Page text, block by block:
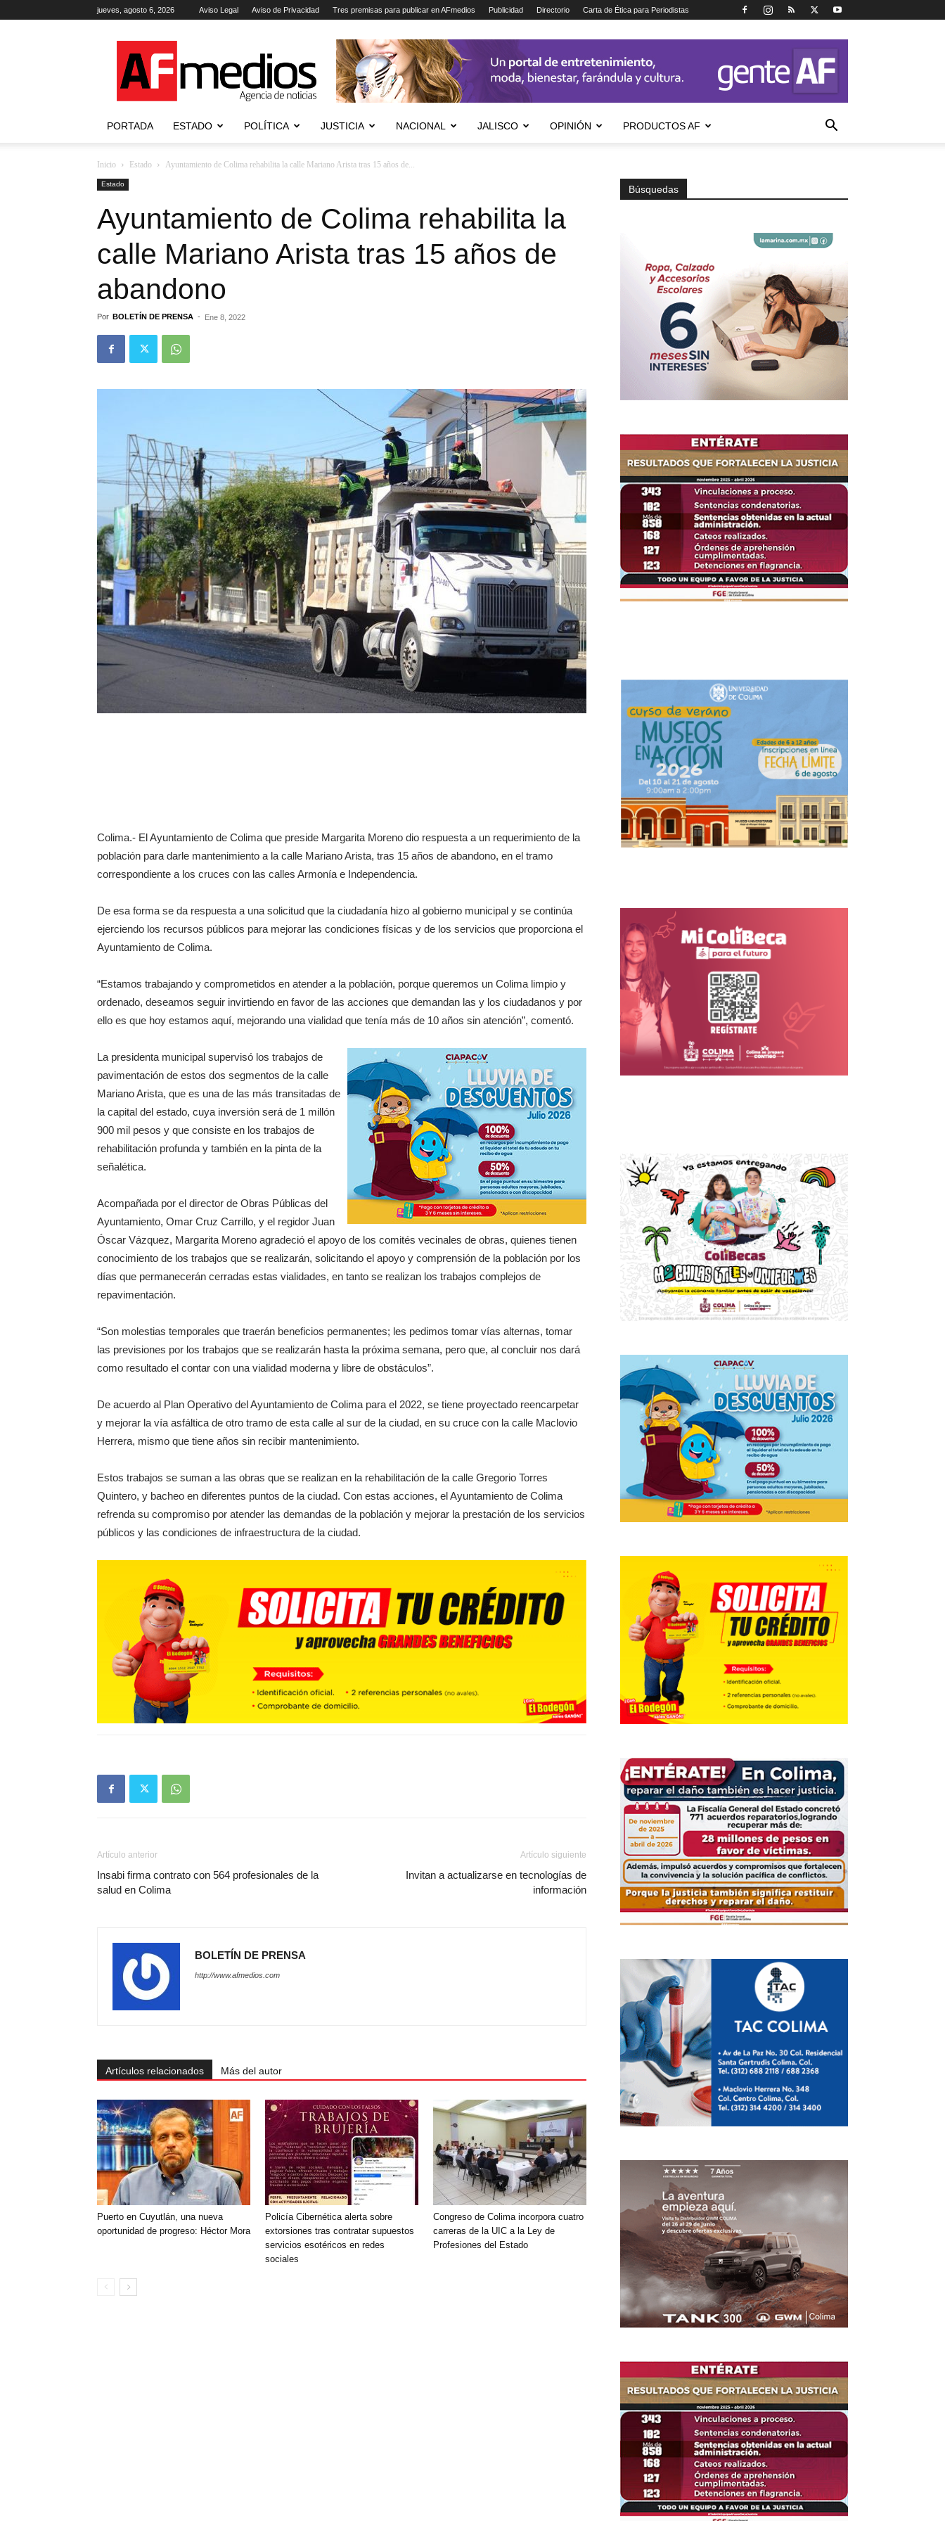
jueves, agosto 6, 2026 Aviso Legal Aviso de Privacidad Tres premisas para publicar en AFmedios Publicidad Directorio Carta de Ética para Periodistas
Agencia
de
Noticias
PORTADA ESTADO POLÍTICA JUSTICIA NACIONAL JALISCO OPINIÓN PRODUCTOS AF
Inicio Estado Ayuntamiento de Colima rehabilita la calle Mariano Arista tras 15 años de...
Estado
Ayuntamiento de Colima rehabilita la
calle Mariano Arista tras 15 años de
abandono
Por BOLETÍN DE PRENSA - Ene 8, 2022
Colima.- El Ayuntamiento de Colima que preside Margarita Moreno dio respuesta a un requerimiento de la
población para darle mantenimiento a la calle Mariano Arista, tras 15 años de abandono, en el tramo
correspondiente a los cruces con las calles Armonía e Independencia.
De esa forma se da respuesta a una solicitud que la ciudadanía hizo al gobierno municipal y se continúa
ejerciendo los recursos públicos para mejorar las condiciones físicas y de los servicios que proporciona el
Ayuntamiento de Colima.
“Estamos trabajando y comprometidos en atender a la población, porque queremos un Colima limpio y
ordenado, deseamos seguir invirtiendo en favor de las acciones que demandan las y los ciudadanos y por
ello es que hoy estamos aquí, mejorando una vialidad que tenía más de 10 años sin atención”, comentó.
La presidenta municipal supervisó los trabajos de
pavimentación de estos dos segmentos de la calle
Mariano Arista, que es una de las más transitadas de
la capital del estado, cuya inversión será de 1 millón
900 mil pesos y que consiste en los trabajos de
rehabilitación profunda y también en la pinta de la
señalética.
Acompañada por el director de Obras Públicas del
Ayuntamiento, Omar Cruz Carrillo, y el regidor Juan
Óscar Vázquez, Margarita Moreno agradeció el apoyo de los comités vecinales de obras, quienes tienen
conocimiento de los trabajos que se realizarán, solicitando el apoyo y comprensión de la población por los
días que permanecerán cerradas estas vialidades, en tanto se realizan los trabajos complejos de
repavimentación.
“Son molestias temporales que traerán beneficios permanentes; les pedimos tomar vías alternas, tomar
las previsiones por los trabajos que se realizarán hasta la próxima semana, pero que, al concluir nos dará
como resultado el contar con una vialidad moderna y libre de obstáculos”.
De acuerdo al Plan Operativo del Ayuntamiento de Colima para el 2022, se tiene proyectado reencarpetar
y mejorar la vía asfáltica de otro tramo de esta calle al sur de la ciudad, en su cruce con la calle Maclovio
Herrera, mismo que tiene años sin recibir mantenimiento.
Estos trabajos se suman a las obras que se realizan en la rehabilitación de la calle Gregorio Torres
Quintero, y bacheo en diferentes puntos de la ciudad. Con estas acciones, el Ayuntamiento de Colima
refrenda su compromiso por atender las demandas de la población y mejorar la prestación de los servicios
públicos y las condiciones de infraestructura de la ciudad.
Artículo anterior
Insabi firma contrato con 564 profesionales de la
salud en Colima
Artículo siguiente
Invitan a actualizarse en tecnologías de
información
BOLETÍN DE PRENSA
http://www.afmedios.com
Artículos relacionados Más del autor
Puerto en Cuyutlán, una nueva
oportunidad de progreso: Héctor Mora
Policía Cibernética alerta sobre
extorsiones tras contratar supuestos
servicios esotéricos en redes
sociales
Congreso de Colima incorpora cuatro
carreras de la UIC a la Ley de
Profesiones del Estado
Búsquedas